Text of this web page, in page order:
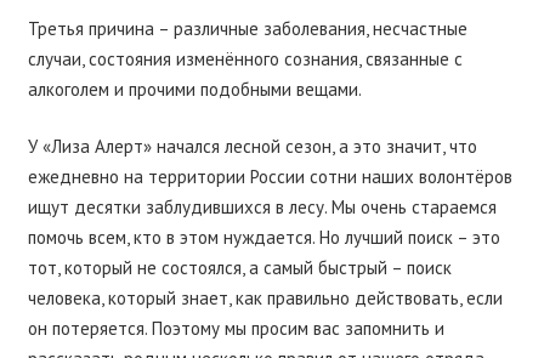
Третья причина – различные заболевания, несчастные
случаи, состояния изменённого сознания, связанные с
алкоголем и прочими подобными вещами.
У «Лиза Алерт» начался лесной сезон, а это значит, что
ежедневно на территории России сотни наших волонтёров
ищут десятки заблудившихся в лесу. Мы очень стараемся
помочь всем, кто в этом нуждается. Но лучший поиск – это
тот, который не состоялся, а самый быстрый – поиск
человека, который знает, как правильно действовать, если
он потеряется. Поэтому мы просим вас запомнить и